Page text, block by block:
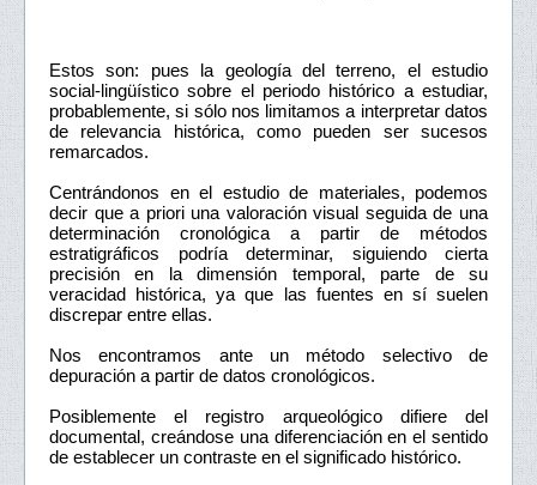
Estos son: pues la geología del terreno, el estudio
social-lingüístico sobre el periodo histórico a estudiar,
probablemente, si sólo nos limitamos a interpretar datos
de relevancia histórica, como pueden ser sucesos
remarcados.
Centrándonos en el estudio de materiales, podemos
decir que a priori una valoración visual seguida de una
determinación cronológica a partir de métodos
estratigráficos podría determinar, siguiendo cierta
precisión en la dimensión temporal, parte de su
veracidad histórica, ya que las fuentes en sí suelen
discrepar entre ellas.
Nos encontramos ante un método selectivo de
depuración a partir de datos cronológicos.
Posiblemente el registro arqueológico difiere del
documental, creándose una diferenciación en el sentido
de establecer un contraste en el significado histórico.